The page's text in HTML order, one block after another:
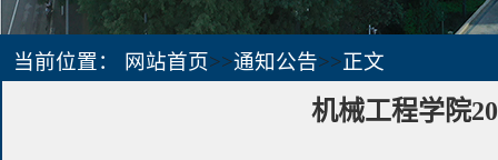
当前位置： 网站首页>>通知公告>>正文
机械工程学院